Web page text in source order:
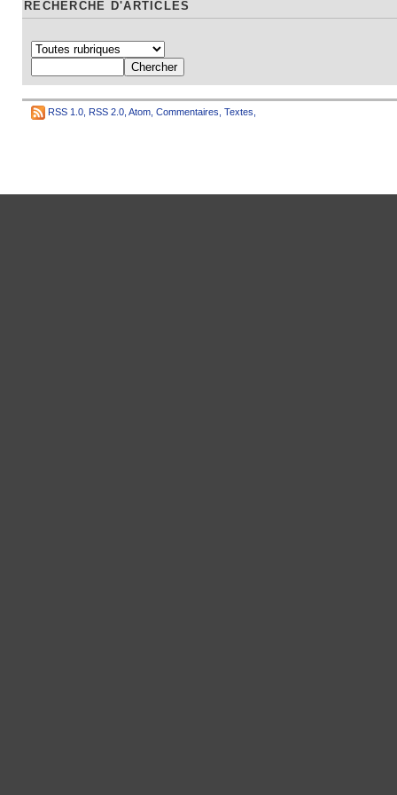
RECHERCHE D'ARTICLES
RSS 1.0 RSS 2.0 Atom Commentaires Textes